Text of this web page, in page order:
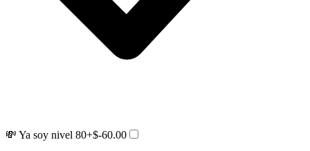
💸 Ya soy nivel 80+$-60.00